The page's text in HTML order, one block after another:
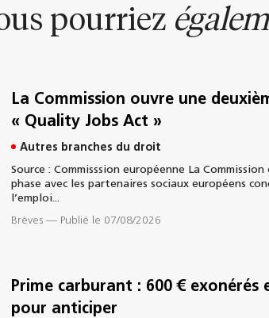
pourriez
La Commission ouvre une
« Quality Jobs Act »
Autres branches du droit
Source : Commisssion européenne La
phase avec les partenaires sociaux européens
l’emploi...
Brèves — Publié le 07/08/2026
Prime carburant : 600 € exonérés
pour anticiper